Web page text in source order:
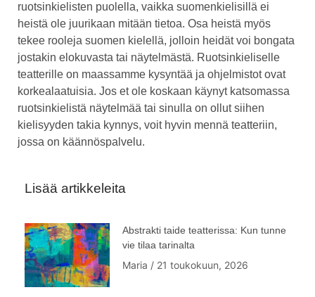
ruotsinkielisten puolella, vaikka suomenkielisillä ei
heistä ole juurikaan mitään tietoa. Osa heistä myös
tekee rooleja suomen kielellä, jolloin heidät voi bongata
jostakin elokuvasta tai näytelmästä. Ruotsinkieliselle
teatterille on maassamme kysyntää ja ohjelmistot ovat
korkealaatuisia. Jos et ole koskaan käynyt katsomassa
ruotsinkielistä näytelmää tai sinulla on ollut siihen
kielisyyden takia kynnys, voit hyvin mennä teatteriin,
jossa on käännöspalvelu.
Lisää artikkeleita
Abstrakti taide teatterissa: Kun tunne
vie tilaa tarinalta
Maria 21 toukokuun, 2026